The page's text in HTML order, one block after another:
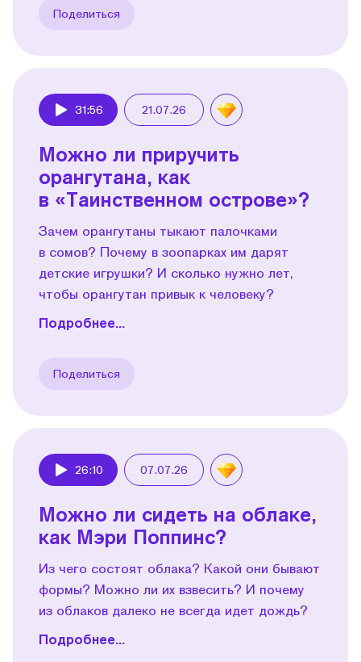
Поделиться
31:56 21.07.26
Можно ли приручить
орангутана, как
в «Таинственном острове»?
Зачем орангутаны тыкают палочками
в сомов? Почему в зоопарках им дарят
детские игрушки? И сколько нужно лет,
чтобы орангутан привык к человеку?
Подробнее...
Поделиться
26:10 07.07.26
Можно ли сидеть на облаке,
как Мэри Поппинс?
Из чего состоят облака? Какой они бывают
формы? Можно ли их взвесить? И почему
из облаков далеко не всегда идет дождь?
Подробнее...